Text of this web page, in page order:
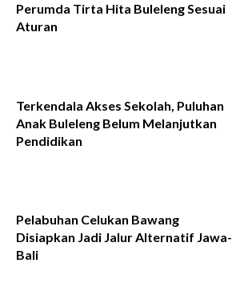
Perumda Tirta Hita Buleleng Sesuai
Aturan
Terkendala Akses Sekolah, Puluhan
Anak Buleleng Belum Melanjutkan
Pendidikan
Pelabuhan Celukan Bawang
Disiapkan Jadi Jalur Alternatif Jawa-
Bali